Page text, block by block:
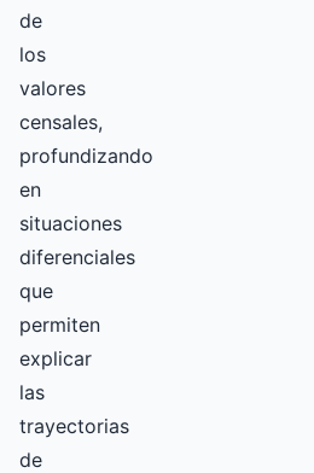
de
los
valores
censales,
profundizando
en
situaciones
diferenciales
que
permiten
explicar
las
trayectorias
de